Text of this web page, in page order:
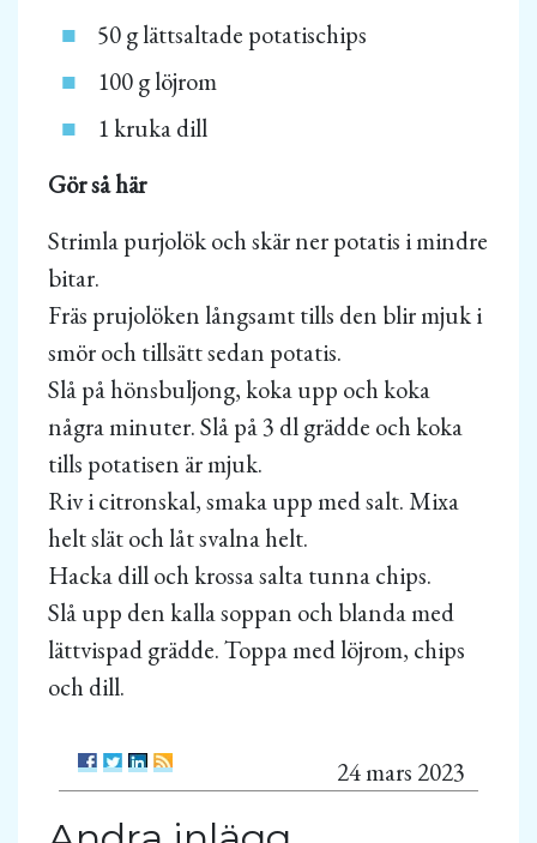
50 g lättsaltade potatischips
100 g löjrom
1 kruka dill
Gör så här
Strimla purjolök och skär ner potatis i mindre
bitar.
Fräs prujolöken långsamt tills den blir mjuk i
smör och tillsätt sedan potatis.
Slå på hönsbuljong, koka upp och koka
några minuter. Slå på 3 dl grädde och koka
tills potatisen är mjuk.
Riv i citronskal, smaka upp med salt. Mixa
helt slät och låt svalna helt.
Hacka dill och krossa salta tunna chips.
Slå upp den kalla soppan och blanda med
lättvispad grädde. Toppa med löjrom, chips
och dill.
24 mars 2023